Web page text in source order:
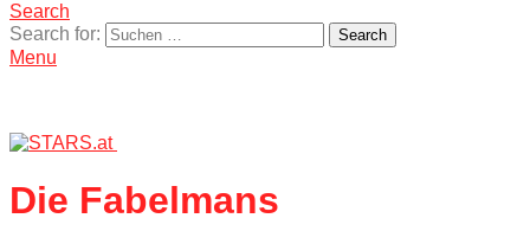
Search
Search for:
Search
Menu
Die Fabelmans